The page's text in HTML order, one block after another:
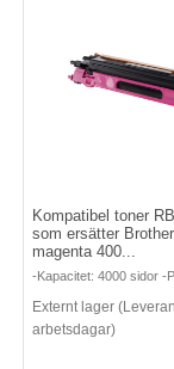
Kompatibel toner
som ersätter
magenta 400...
-Kapacitet: 4000 sidor -
Externt lager
arbetsdagar)